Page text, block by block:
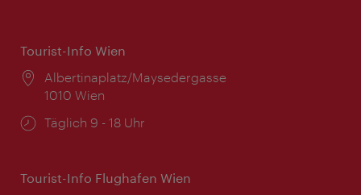
Tourist-Info Wien
Ort:
Albertinaplatz/Maysedergasse
1010 Wien
Öffnungszeiten:
Täglich 9 - 18 Uhr
Tourist-Info Flughafen Wien